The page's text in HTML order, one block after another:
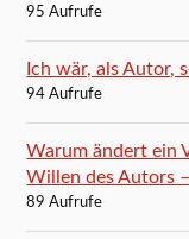
95 Aufrufe
Ich wär, als Autor,
94 Aufrufe
Warum ändert ein
Willen des Autors
89 Aufrufe